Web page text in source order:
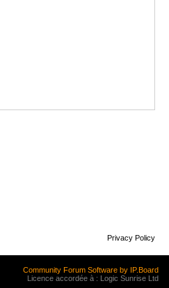
Privacy Policy
Community Forum Software by IP.Board
Licence accordée à : Logic Sunrise Ltd